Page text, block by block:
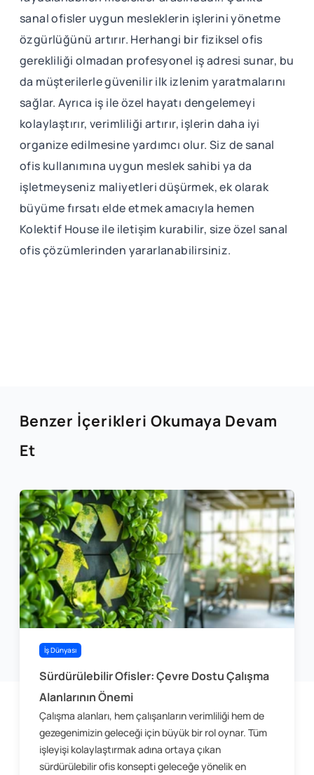
sanal ofisler uygun mesleklerin işlerini yönetme
özgürlüğünü artırır. Herhangi bir fiziksel ofis
gerekliliği olmadan profesyonel iş adresi sunar, bu
da müşterilerle güvenilir ilk izlenim yaratmalarını
sağlar. Ayrıca iş ile özel hayatı dengelemeyi
kolaylaştırır, verimliliği artırır, işlerin daha iyi
organize edilmesine yardımcı olur. Siz de sanal
ofis kullanımına uygun meslek sahibi ya da
işletmeyseniz maliyetleri düşürmek, ek olarak
büyüme fırsatı elde etmek amacıyla hemen
Kolektif House ile iletişim kurabilir, size özel sanal
ofis çözümlerinden yararlanabilirsiniz.
Benzer İçerikleri Okumaya Devam
Et
İş Dünyası
Sürdürülebilir Ofisler: Çevre Dostu Çalışma
Alanlarının Önemi
Çalışma alanları, hem çalışanların verimliliği hem de
gezegenimizin geleceği için büyük bir rol oynar. Tüm
işleyişi kolaylaştırmak adına ortaya çıkan
sürdürülebilir ofis konsepti geleceğe yönelik en